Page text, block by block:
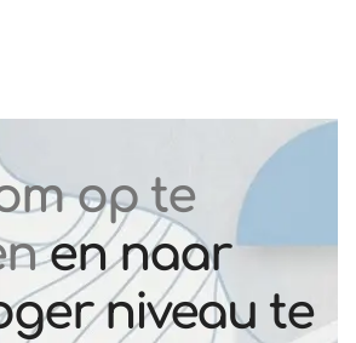
op te
en naar
niveau te